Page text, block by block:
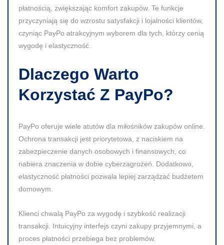
płatnością, zwiększając komfort zakupów. Te funkcje
przyczyniają się do wzrostu satysfakcji i lojalności klientów,
czyniąc PayPo atrakcyjnym wyborem dla tych, którzy cenią
wygodę i elastyczność.
Dlaczego Warto
Korzystać Z PayPo?
PayPo oferuje wiele atutów dla miłośników zakupów online.
Ochrona transakcji jest priorytetowa, z naciskiem na
zabezpieczenie danych osobowych i finansowych, co
nabiera znaczenia w dobie cyberzagrożeń. Dodatkowo,
elastyczność płatności pozwala lepiej zarządzać budżetem
domowym.
Klienci chwalą PayPo za wygodę i szybkość realizacji
transakcji. Intuicyjny interfejs czyni zakupy przyjemnymi, a
proces płatności przebiega bez problemów.